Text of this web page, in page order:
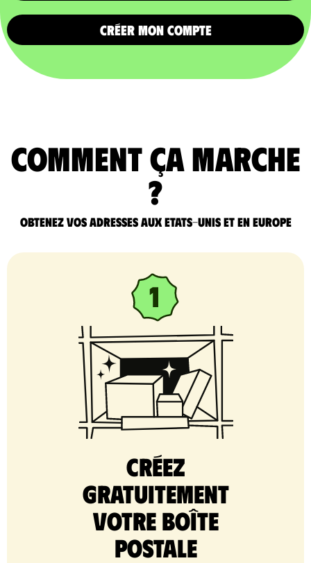
CRÉER MON COMPTE
comment ça marche
?
Obtenez vos adresses aux Etats-Unis et en Europe
Créez
gratuitement
votre Boîte
postale